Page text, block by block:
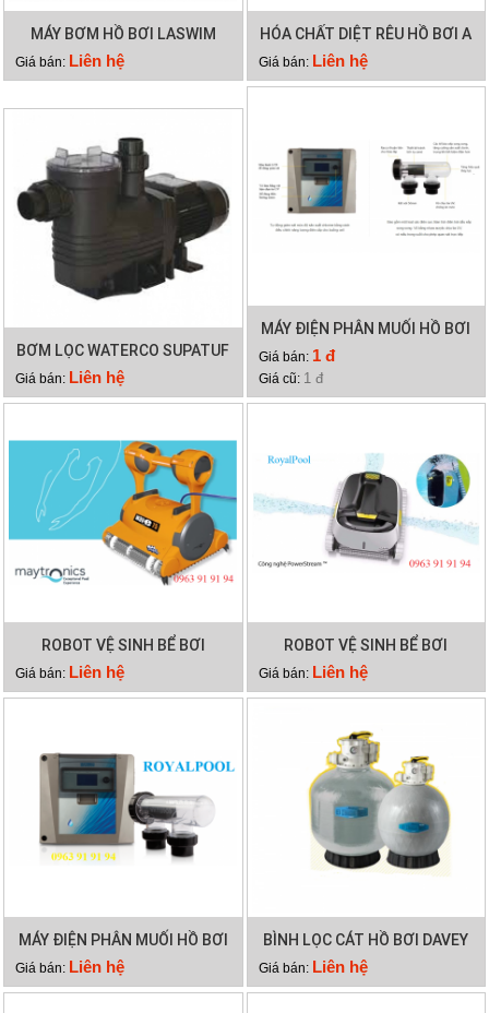
MÁY BƠM HỒ BƠI LASWIM
WL-KP756
Giá bán: Liên hệ
HÓA CHẤT DIỆT RÊU HỒ BƠI A
TRINE
Giá bán: Liên hệ
BƠM LỌC WATERCO SUPATUF
300
Giá bán: Liên hệ
MÁY ĐIỆN PHÂN MUỐI HỒ BƠI
WATERCO HYDROCHLOR
MINERAL 4000
Giá bán: 1 đ
Giá cũ: 1 đ
ROBOT VỆ SINH BỂ BƠI
DOLPHIN WAVE 75
Giá bán: Liên hệ
ROBOT VỆ SINH BỂ BƠI
DOLPHIN X40 PLUS
Giá bán: Liên hệ
MÁY ĐIỆN PHÂN MUỐI HỒ BƠI
WATERCO HYDROCHLOR
MINERAL 5000
Giá bán: Liên hệ
BÌNH LỌC CÁT HỒ BƠI DAVEY
DEP2140
Giá bán: Liên hệ